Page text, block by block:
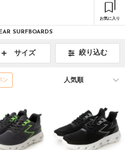
お気に入り
SURFBOARDS
サイズ 絞り込む
ン